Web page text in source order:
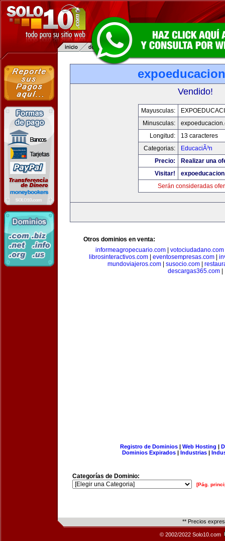
Vendido!
Mayusculas:
Minusculas:
Longitud:
13 caracteres
Categorias:
EducaciÃ³n
Precio:
Realizar una
Visitar!
Serán consideradas
Otros dominios en venta:
informeagropecuario.com| votociudadano.com
librosinteractivos.com| eventosempresas.com|
mundoviajeros.com| susocio.com|
descargas365.com
Registro de Dominios| Web Hosting |
Dominios Expirados | Industrias |
Categorías de Dominio:
[Pág.
** Precios
© 2002/2022 Solo10.com